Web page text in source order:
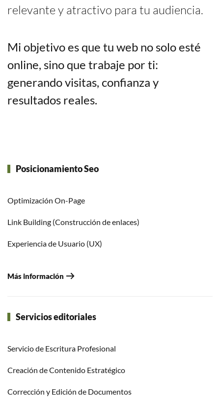
relevante y atractivo para tu audiencia.
Mi objetivo es que tu web no solo esté
online, sino que trabaje por ti:
generando visitas, confianza y
resultados reales.
Posicionamiento Seo
Optimización On-Page
Link Building (Construcción de enlaces)
Experiencia de Usuario (UX)
Más información
Servicios editoriales
Servicio de Escritura Profesional
Creación de Contenido Estratégico
Corrección y Edición de Documentos